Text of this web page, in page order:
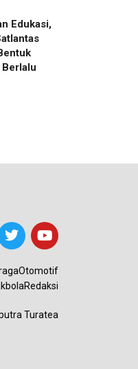
Edukasi,
Otomotif
Redaksi
Turatea